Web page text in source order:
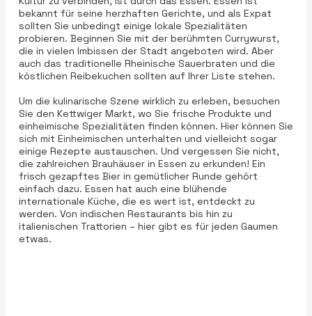
bekannt für seine herzhaften Gerichte, und als Expat
sollten Sie unbedingt einige lokale Spezialitäten
probieren. Beginnen Sie mit der berühmten Currywurst,
die in vielen Imbissen der Stadt angeboten wird. Aber
auch das traditionelle Rheinische Sauerbraten und die
köstlichen Reibekuchen sollten auf Ihrer Liste stehen.
Um die kulinarische Szene wirklich zu erleben, besuchen
Sie den Kettwiger Markt, wo Sie frische Produkte und
einheimische Spezialitäten finden können. Hier können Sie
sich mit Einheimischen unterhalten und vielleicht sogar
einige Rezepte austauschen. Und vergessen Sie nicht,
die zahlreichen Brauhäuser in Essen zu erkunden! Ein
frisch gezapftes Bier in gemütlicher Runde gehört
einfach dazu. Essen hat auch eine blühende
internationale Küche, die es wert ist, entdeckt zu
werden. Von indischen Restaurants bis hin zu
italienischen Trattorien – hier gibt es für jeden Gaumen
etwas.